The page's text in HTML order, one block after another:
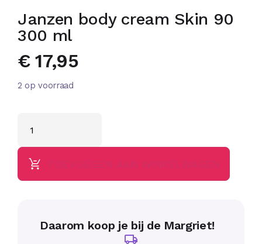
Janzen body cream Skin 90
300 ml
€17,95
2 op voorraad
Daarom koop je bij de Margriet!